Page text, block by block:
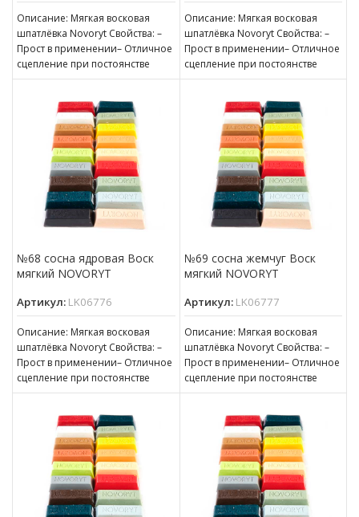
Описание: Мягкая восковая
шпатлёвка Novoryt Свойства: –
Прост в применении– Отличное
сцепление при постоянстве
консистенции– Готов к
Описание: Мягкая восковая
шпатлёвка Novoryt Свойства: –
Прост в применении– Отличное
сцепление при постоянстве
консистенции– Готов к
№68 сосна ядровая Воск
мягкий NOVORYT
Артикул: LK06776
Описание: Мягкая восковая
шпатлёвка Novoryt Свойства: –
Прост в применении– Отличное
сцепление при постоянстве
консистенции– Готов к
№69 сосна жемчуг Воск
мягкий NOVORYT
Артикул: LK06777
Описание: Мягкая восковая
шпатлёвка Novoryt Свойства: –
Прост в применении– Отличное
сцепление при постоянстве
консистенции– Готов к